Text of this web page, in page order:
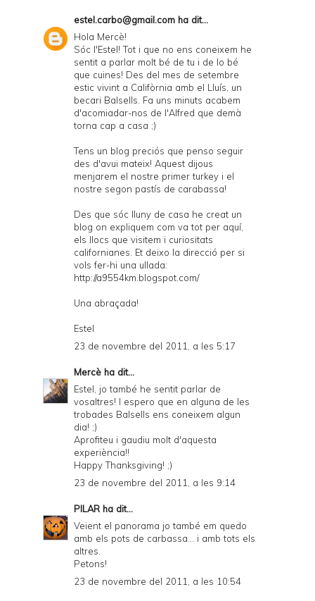
estel.carbo@gmail.com ha dit...
Hola Mercè!
Sóc l'Estel! Tot i que no ens coneixem he
sentit a parlar molt bé de tu i de lo bé
que cuines! Des del mes de setembre
estic vivint a Califòrnia amb el Lluís, un
becari Balsells. Fa uns minuts acabem
d'acomiadar-nos de l'Alfred que demà
torna cap a casa ;)
Tens un blog preciós que penso seguir
des d'avui mateix! Aquest dijous
menjarem el nostre primer turkey i el
nostre segon pastís de carabassa!
Des que sóc lluny de casa he creat un
blog on expliquem com va tot per aquí,
els llocs que visitem i curiositats
californianes. Et deixo la direcció per si
vols fer-hi una ullada:
http://a9554km.blogspot.com/
Una abraçada!
Estel
23 de novembre del 2011, a les 5:17
Mercè ha dit...
Estel, jo també he sentit parlar de
vosaltres! I espero que en alguna de les
trobades Balsells ens coneixem algun
dia! ;)
Aprofiteu i gaudiu molt d'aquesta
experiència!!
Happy Thanksgiving! ;)
23 de novembre del 2011, a les 9:14
PILAR ha dit...
Veient el panorama jo també em quedo
amb els pots de carbassa... i amb tots els
altres.
Petons!
23 de novembre del 2011, a les 10:54